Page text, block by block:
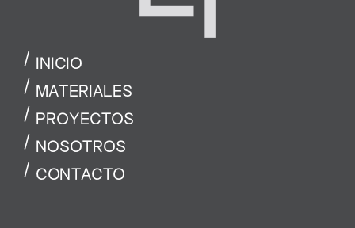
INICIO
MATERIALES
PROYECTOS
NOSOTROS
CONTACTO